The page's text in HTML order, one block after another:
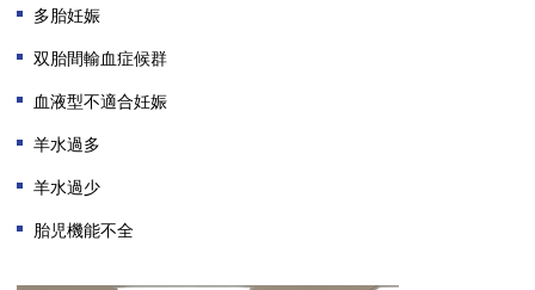
多胎妊娠
双胎間輸血症候群
血液型不適合妊娠
羊水過多
羊水過少
胎児機能不全